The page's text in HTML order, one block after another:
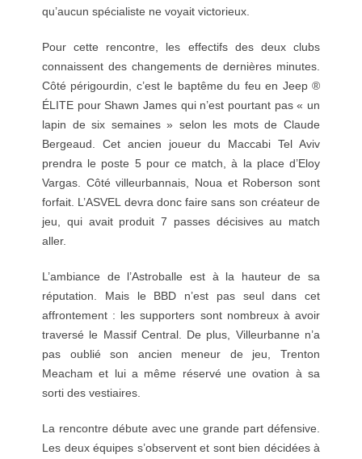
qu’aucun spécialiste ne voyait victorieux.
Pour cette rencontre, les effectifs des deux clubs
connaissent des changements de dernières minutes.
Côté périgourdin, c’est le baptême du feu en Jeep ®
ÉLITE pour Shawn James qui n’est pourtant pas « un
lapin de six semaines » selon les mots de Claude
Bergeaud. Cet ancien joueur du Maccabi Tel Aviv
prendra le poste 5 pour ce match, à la place d’Eloy
Vargas. Côté villeurbannais, Noua et Roberson sont
forfait. L’ASVEL devra donc faire sans son créateur de
jeu, qui avait produit 7 passes décisives au match
aller.
L’ambiance de l’Astroballe est à la hauteur de sa
réputation. Mais le BBD n’est pas seul dans cet
affrontement : les supporters sont nombreux à avoir
traversé le Massif Central. De plus, Villeurbanne n’a
pas oublié son ancien meneur de jeu, Trenton
Meacham et lui a même réservé une ovation à sa
sorti des vestiaires.
La rencontre débute avec une grande part défensive.
Les deux équipes s’observent et sont bien décidées à